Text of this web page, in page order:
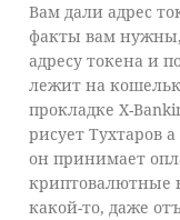
Вам дали адрес
факты вам
адресу токена и
лежит на
прокладке X-
рисует Тухтаров
он принимает
криптовалютные
какой-то, даже